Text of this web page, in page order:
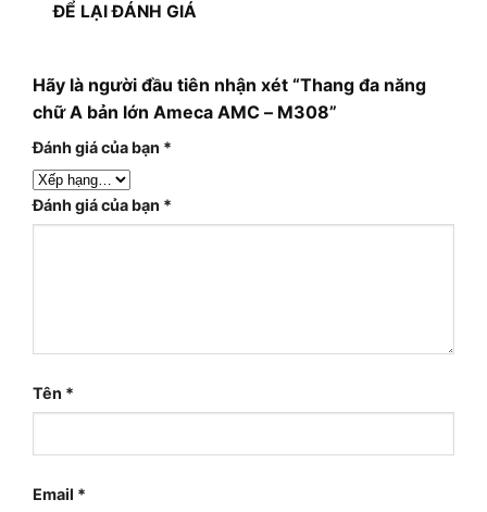
ĐỂ LẠI ĐÁNH GIÁ
Hãy là người đầu tiên nhận xét “Thang đa năng
chữ A bản lớn Ameca AMC – M308”
Đánh giá của bạn *
Đánh giá của bạn *
Tên *
Email *